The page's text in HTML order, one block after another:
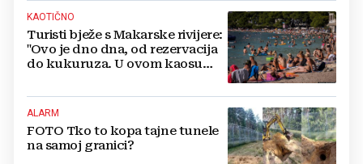
KAOTIČNO
Turisti bježe s Makarske rivijere:
"Ovo je dno dna, od rezervacija
do kukuruza. U ovom kaosu
ALARM
FOTO Tko to kopa tajne tunele
na samoj granici?